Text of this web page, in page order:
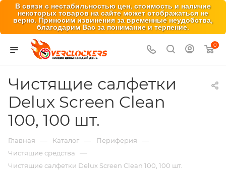
В связи с нестабильностью цен, стоимость и наличие
некоторых товаров на сайте может отображаться не
верно. Приносим извинения за временные неудобства,
благодарим Вас за понимание и терпение.
0
Чистящие салфетки
Delux Screen Clean
100, 100 шт.
Главная — Каталог — Периферия —
Чистящие средства —
Чистящие салфетки Delux Screen Clean 100, 100 шт.